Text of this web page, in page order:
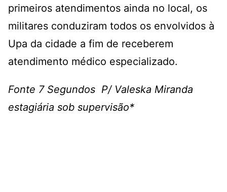
primeiros atendimentos ainda no local, os
militares conduziram todos os envolvidos à
Upa da cidade a fim de receberem
atendimento médico especializado.
Fonte 7 Segundos P/ Valeska Miranda
estagiária sob supervisão*